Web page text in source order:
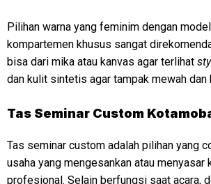
Pilihan warna yang feminim dengan
kompartemen khusus sangat
bisa dari mika atau kanvas agar terlihat
dan kulit sintetis agar tampak mewah dan
Tas Seminar Custom
Tas seminar custom adalah pilihan yang
usaha yang mengesankan atau menyasar
profesional. Selain berfungsi saat acara,